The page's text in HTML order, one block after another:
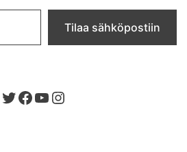
Tilaa sähköpostiin
Twitter
Facebook
YouTube
Instagram